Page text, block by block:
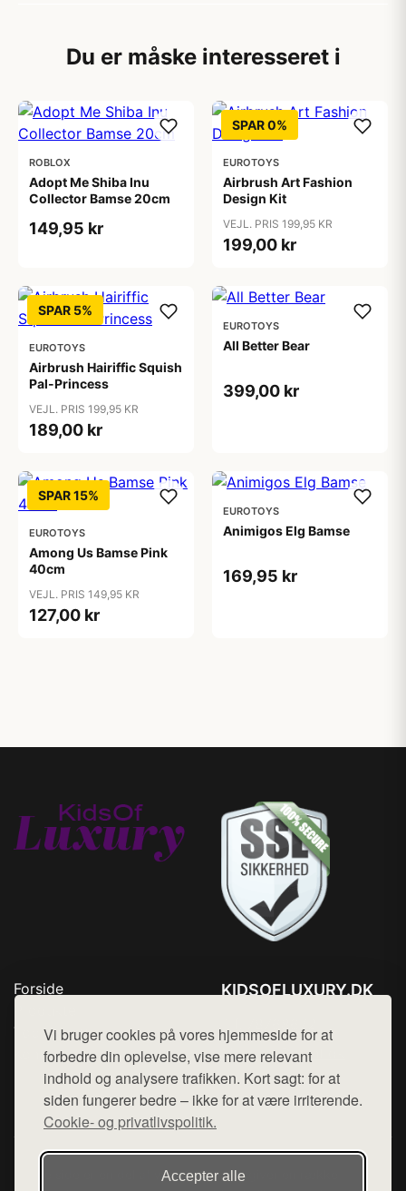
Vi bruger cookies på vores hjemmeside for at
forbedre din oplevelse, vise mere relevant
indhold og analysere trafikken. Kort sagt: for at
siden fungerer bedre – ikke for at være irriterende.
Cookie- og privatlivspolitik.
Accepter alle
Du er måske interesseret i
ROBLOX
Adopt Me Shiba Inu
Collector Bamse 20cm
149,95 kr
SPAR 0%
EUROTOYS
Airbrush Art Fashion
Design Kit
VEJL. PRIS 199,95 KR
199,00 kr
SPAR 5%
EUROTOYS
Airbrush Hairiffic Squish
Pal-Princess
VEJL. PRIS 199,95 KR
189,00 kr
EUROTOYS
All Better Bear
399,00 kr
SPAR 15%
EUROTOYS
Among Us Bamse Pink
40cm
VEJL. PRIS 149,95 KR
127,00 kr
EUROTOYS
Animigos Elg Bamse
169,95 kr
Forside
Top Rabatter
Kontakt
KIDSOFLUXURY.DK
Mail: hej@want.dk
Cookie- og privatlivspolitik
Denne side er en del af want.dk, der udgiver en række